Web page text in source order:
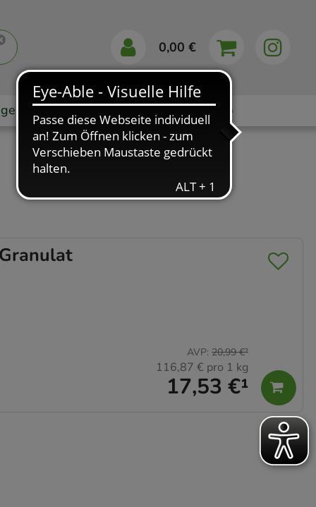
0,00 €
Markenshops Ratgeber App
17,53 €¹
AVP: 20,99 €²
116,87 € pro 1 kg